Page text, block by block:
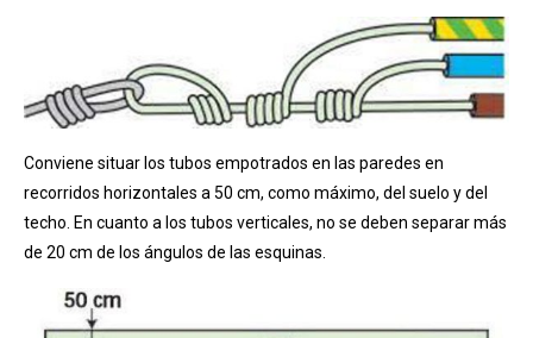
Conviene situar los tubos empotrados en las paredes en
recorridos horizontales a 50 cm, como máximo, del suelo y del
techo. En cuanto a los tubos verticales, no se deben separar más
de 20 cm de los ángulos de las esquinas.